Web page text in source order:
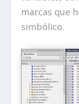
marcas que
simbólico.